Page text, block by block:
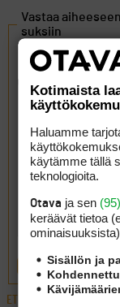
Vastaa
suksiin
LÄHETÄ
ETUSIVU FOORUMIT
Kotimaista
Haluamme
käytämme tällä
teknologioita.
Otava ja sen
keräävät tietoa
Sisällön ja